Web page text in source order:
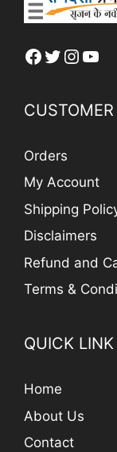
Facebook
Twitter
Orders
My Account
Shipping
Disclaimers
Refund and
Terms &
QUICK LINK
Home
About Us
Contact